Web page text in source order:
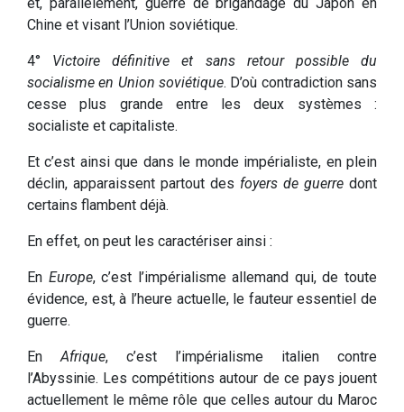
et, parallèlement, guerre de brigandage du Japon en
Chine et visant l’Union soviétique.
4° Victoire définitive et sans retour possible du
socialisme en Union soviétique. D’où contradiction sans
cesse plus grande entre les deux systèmes :
socialiste et capitaliste.
Et c’est ainsi que dans le monde impérialiste, en plein
déclin, apparaissent partout des foyers de guerre dont
certains flambent déjà.
En effet, on peut les caractériser ainsi :
En Europe, c’est l’impérialisme allemand qui, de toute
évidence, est, à l’heure actuelle, le fauteur essentiel de
guerre.
EnAfrique, c’est l’impérialisme italien contre
l’Abyssinie. Les compétitions autour de ce pays jouent
actuellement le même rôle que celles autour du Maroc